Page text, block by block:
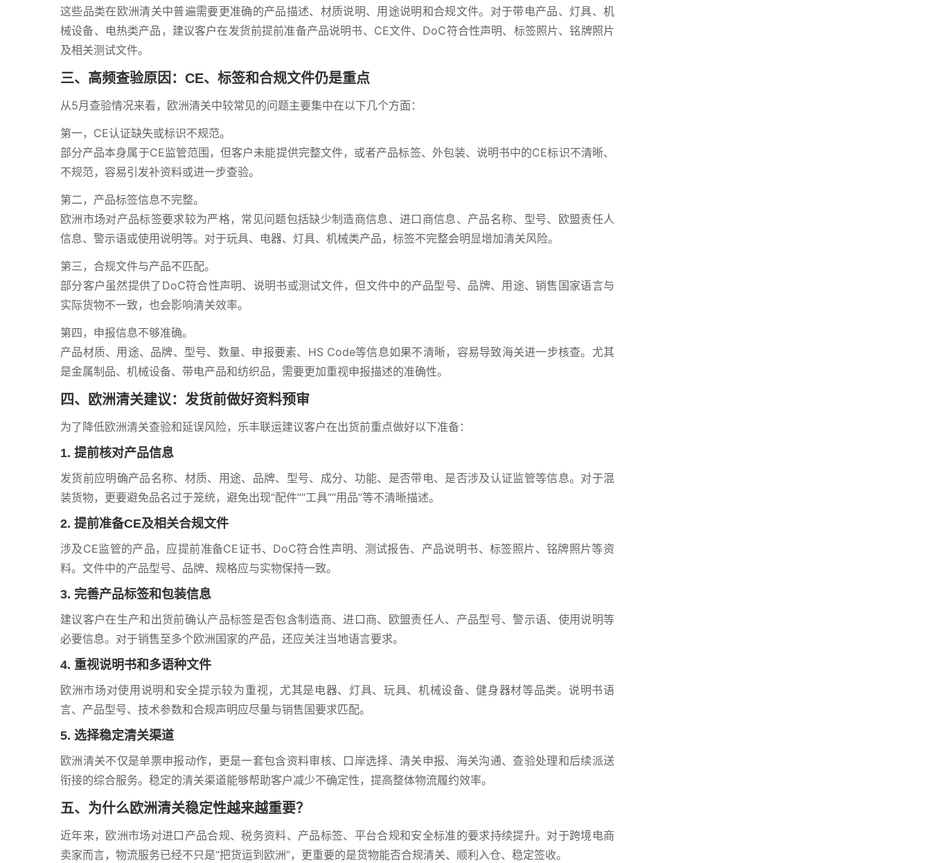
这些品类在欧洲清关中普遍需要更准确的产品描述、材质说明、用途说明和合规文件。对于带电产品、灯具、机
械设备、电热类产品，建议客户在发货前提前准备产品说明书、CE文件、DoC符合性声明、标签照片、铭牌照片
及相关测试文件。
三、高频查验原因：CE、标签和合规文件仍是重点
从5月查验情况来看，欧洲清关中较常见的问题主要集中在以下几个方面：
第一，CE认证缺失或标识不规范。
部分产品本身属于CE监管范围，但客户未能提供完整文件，或者产品标签、外包装、说明书中的CE标识不清晰、
不规范，容易引发补资料或进一步查验。
第二，产品标签信息不完整。
欧洲市场对产品标签要求较为严格，常见问题包括缺少制造商信息、进口商信息、产品名称、型号、欧盟责任人
信息、警示语或使用说明等。对于玩具、电器、灯具、机械类产品，标签不完整会明显增加清关风险。
第三，合规文件与产品不匹配。
部分客户虽然提供了DoC符合性声明、说明书或测试文件，但文件中的产品型号、品牌、用途、销售国家语言与
实际货物不一致，也会影响清关效率。
第四，申报信息不够准确。
产品材质、用途、品牌、型号、数量、申报要素、HS Code等信息如果不清晰，容易导致海关进一步核查。尤其
是金属制品、机械设备、带电产品和纺织品，需要更加重视申报描述的准确性。
四、欧洲清关建议：发货前做好资料预审
为了降低欧洲清关查验和延误风险，乐丰联运建议客户在出货前重点做好以下准备：
1. 提前核对产品信息
发货前应明确产品名称、材质、用途、品牌、型号、成分、功能、是否带电、是否涉及认证监管等信息。对于混
装货物，更要避免品名过于笼统，避免出现“配件”“工具”“用品”等不清晰描述。
2. 提前准备CE及相关合规文件
涉及CE监管的产品，应提前准备CE证书、DoC符合性声明、测试报告、产品说明书、标签照片、铭牌照片等资
料。文件中的产品型号、品牌、规格应与实物保持一致。
3. 完善产品标签和包装信息
建议客户在生产和出货前确认产品标签是否包含制造商、进口商、欧盟责任人、产品型号、警示语、使用说明等
必要信息。对于销售至多个欧洲国家的产品，还应关注当地语言要求。
4. 重视说明书和多语种文件
欧洲市场对使用说明和安全提示较为重视，尤其是电器、灯具、玩具、机械设备、健身器材等品类。说明书语
言、产品型号、技术参数和合规声明应尽量与销售国要求匹配。
5. 选择稳定清关渠道
欧洲清关不仅是单票申报动作，更是一套包含资料审核、口岸选择、清关申报、海关沟通、查验处理和后续派送
衔接的综合服务。稳定的清关渠道能够帮助客户减少不确定性，提高整体物流履约效率。
五、为什么欧洲清关稳定性越来越重要？
近年来，欧洲市场对进口产品合规、税务资料、产品标签、平台合规和安全标准的要求持续提升。对于跨境电商
卖家而言，物流服务已经不只是“把货运到欧洲”，更重要的是货物能否合规清关、顺利入仓、稳定签收。